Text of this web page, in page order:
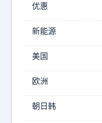
碰
之
必
死
—
—
就
是
乾
隆
灭
掉
优惠
新能源
美国
欧洲
朝日韩